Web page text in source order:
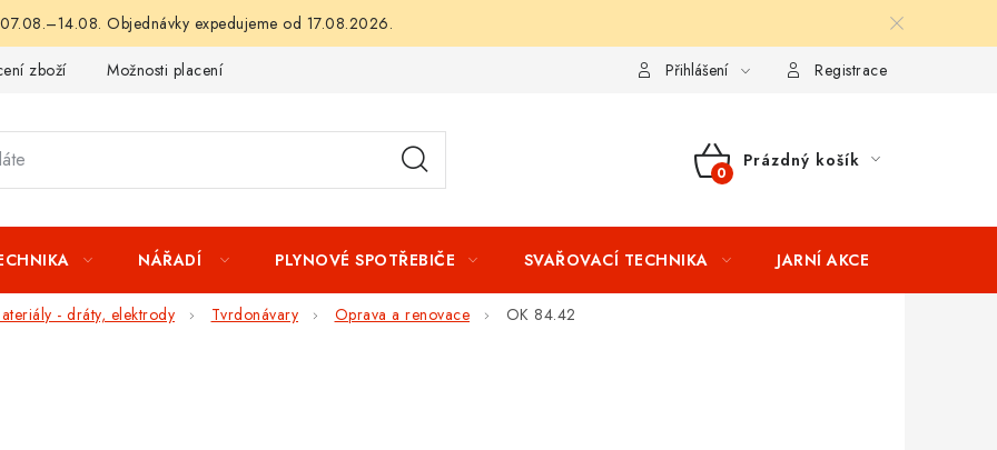
Objednávky expedujeme od 17.08.2026.
zboží Možnosti placení Splátkový prodej Tabulka velikostí oblečení
Přihlášení Registrace
NÁKUPNÍ
Prázdný košík
NÁŘADÍ PLYNOVÉ SPOTŘEBIČE SVAŘOVACÍ TECHNIKA JARNÍ AKCE
- dráty, elektrody Tvrdonávary Oprava a renovace OK 84.42